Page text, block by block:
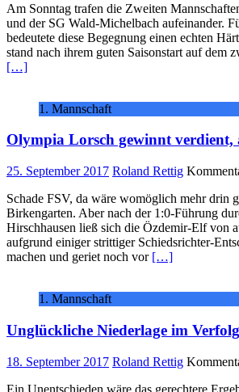
Am Sonntag trafen die Zweiten
und der SG Wald-Michelbach aufeinander.
bedeutete diese Begegnung einen echten
stand nach ihrem guten Saisonstart auf dem
[…]
1. Mannschaft
Olympia Lorsch gewinnt verdient,
25. September 2017 Roland Rettig
Schade FSV, da wäre womöglich mehr drin
Birkengarten. Aber nach der 1:0-Führung
Hirschhausen ließ sich die Özdemir-Elf von
aufgrund einiger strittiger Schiedsrichter-
machen und geriet noch vor […]
1. Mannschaft
Unglückliche Niederlage im
18. September 2017 Roland Rettig
Ein Unentschieden wäre das gerechtere